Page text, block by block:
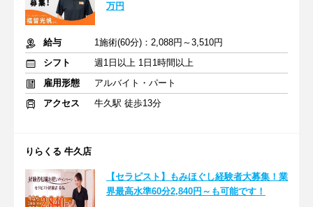
万円
給与
1施術(60分)：2,088円～3,510円
シフト
週1日以上 1日1時間以上
雇用形態
アルバイト・パート
アクセス
牛久駅 徒歩13分
りらくる 牛久店
【セラピスト】もみほぐし経験者大募集！業
界最高水準60分2,840円～も可能です！